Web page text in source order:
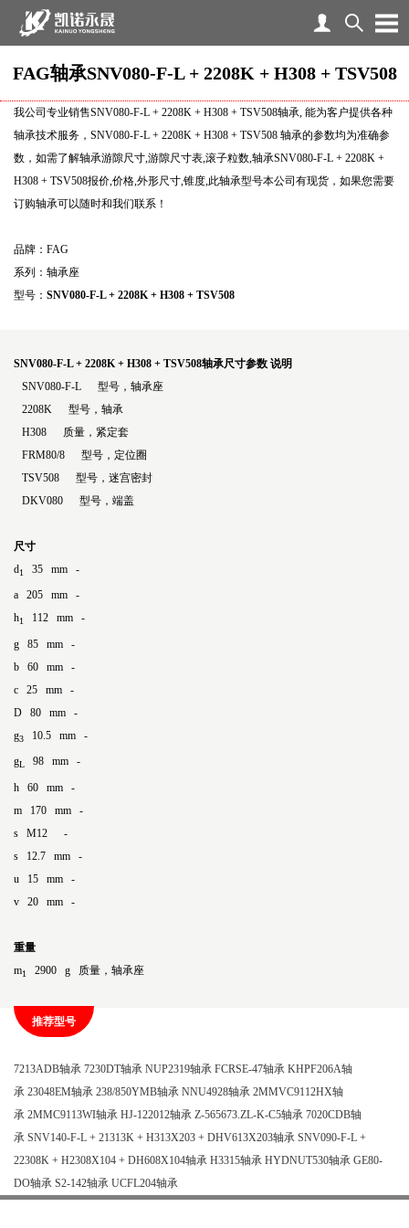
FAG轴承SNV080-F-L + 2208K + H308 + TSV508
我公司专业销售SNV080-F-L + 2208K + H308 + TSV508轴承, 能为客户提供各种
轴承技术服务，SNV080-F-L + 2208K + H308 + TSV508 轴承的参数均为准确参
数，如需了解轴承游隙尺寸,游隙尺寸表,滚子粒数,轴承SNV080-F-L + 2208K +
H308 + TSV508报价,价格,外形尺寸,锥度,此轴承型号本公司有现货，如果您需要
订购轴承可以随时和我们联系！
品牌：FAG
系列：轴承座
型号： SNV080-F-L + 2208K + H308 + TSV508
SNV080-F-L + 2208K + H308 + TSV508轴承尺寸参数 说明
SNV080-F-L 型号，轴承座
2208K 型号，轴承
H308 质量，紧定套
FRM80/8 型号，定位圈
TSV508 型号，迷宫密封
DKV080 型号，端盖
尺寸
d1 35 mm -
a 205 mm -
h1 112 mm -
g 85 mm -
b 60 mm -
c 25 mm -
D 80 mm -
g3 10.5 mm -
gL 98 mm -
h 60 mm -
m 170 mm -
s M12 -
s 12.7 mm -
u 15 mm -
v 20 mm -
重量
m1 2900 g 质量，轴承座
推荐型号
7213ADB轴承 7230DT轴承 NUP2319轴承 FCRSE-47轴承 KHPF206A轴
承 23048EM轴承 238/850YMB轴承 NNU4928轴承 2MMVC9112HX轴
承 2MMC9113WI轴承 HJ-122012轴承 Z-565673.ZL-K-C5轴承 7020CDB轴
承 SNV140-F-L + 21313K + H313X203 + DHV613X203轴承 SNV090-F-L +
22308K + H2308X104 + DH608X104轴承 H3315轴承 HYDNUT530轴承 GE80-
DO轴承 S2-142轴承 UCFL204轴承